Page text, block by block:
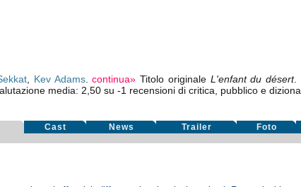
Kev Adams.continua» Titolo originale L'enfant du désert.
media: 2,50 su -1 recensioni di critica, pubblico e
Cast News Trailer Foto